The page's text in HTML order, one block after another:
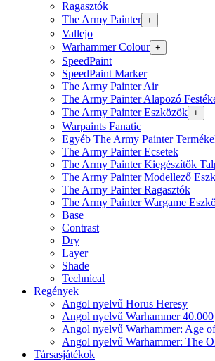
Ragasztók
The Army Painter +
Vallejo
Warhammer Colour +
SpeedPaint
SpeedPaint Marker
The Army Painter Air
The Army Painter Alapozó
The Army Painter Eszközök +
Warpaints Fanatic
Egyéb The Army Painter
The Army Painter Ecsetek
The Army Painter Kiegészítők
The Army Painter Modellező
The Army Painter Ragasztók
The Army Painter Wargame
Base
Contrast
Dry
Layer
Shade
Technical
Regények
Angol nyelvű Horus Heresy
Angol nyelvű Warhammer 40.000
Angol nyelvű Warhammer: Age
Angol nyelvű Warhammer: The
Társasjátékok